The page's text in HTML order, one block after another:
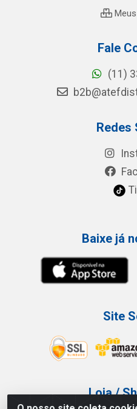
Fale
(11)
Redes
Baixe já
Site
Loja /